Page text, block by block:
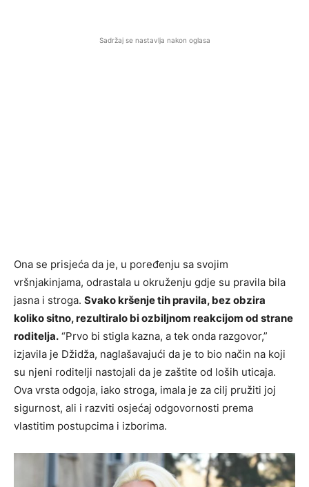
Sadržaj se nastavlja nakon oglasa
Ona se prisjeća da je, u poređenju sa svojim
vršnjakinjama, odrastala u okruženju gdje su pravila bila
jasna i stroga. Svako kršenje tih pravila, bez obzira
koliko sitno, rezultiralo bi ozbiljnom reakcijom od strane
roditelja. “Prvo bi stigla kazna, a tek onda razgovor,”
izjavila je Džidža, naglašavajući da je to bio način na koji
su njeni roditelji nastojali da je zaštite od loših uticaja.
Ova vrsta odgoja, iako stroga, imala je za cilj pružiti joj
sigurnost, ali i razviti osjećaj odgovornosti prema
vlastitim postupcima i izborima.